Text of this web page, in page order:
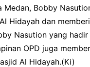
Medan, Bobby
Hidayah dan
Nasution yang
OPD juga
Al Hidayah.(Ki)